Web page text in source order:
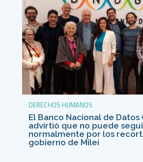
DERECHOS HUMANOS
El Banco Nacional de Datos
advirtió que no puede
normalmente por los
gobierno de Milei